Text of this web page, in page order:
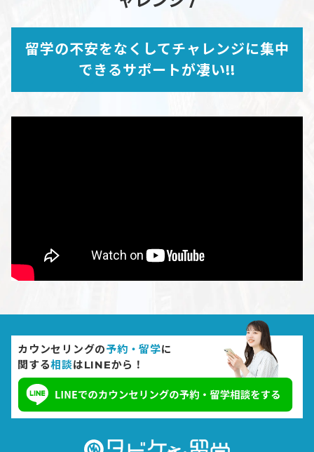
留学の不安をなくしてチャレンジに集中
できるサポートが凄い!!
カウンセリングの予約・留学に
関する相談はLINEから！